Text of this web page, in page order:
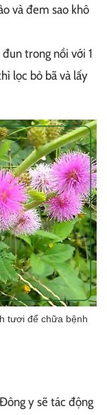
và đem sao khô
trong nồi với 1
lọc bỏ bã và lấy
tươi để chữa bệnh
y sẽ tác động